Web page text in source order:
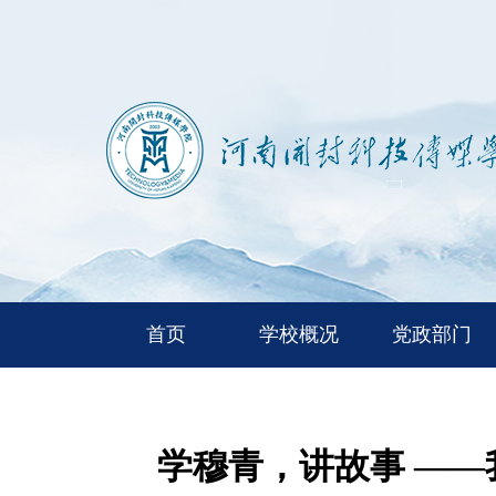
首页 学校概况 党政部门
学穆青，讲故事 ——